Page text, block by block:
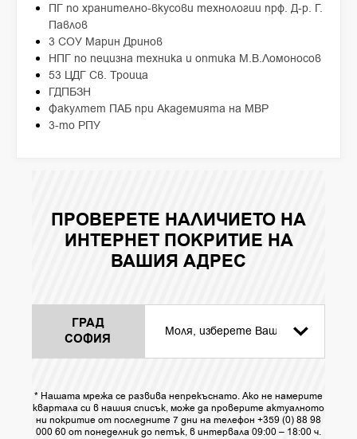
ПГ по хранително-вкусови технологии прф. Д-р. Г.
Павлов
3 СОУ Марин Дринов
НПГ по пецизна техника и оптика М.В.Ломоносов
53 ЦДГ Св. Троица
ГДПБЗН
Факултет ПАБ при Академията на МВР
3-то РПУ
ПРОВЕРЕТЕ НАЛИЧИЕТО НА
ИНТЕРНЕТ ПОКРИТИЕ НА
ВАШИЯ АДРЕС
ГРАД
СОФИЯ
* Нашата мрежа се развива непрекъснато. Ако не намерите
квартала си в нашия списък, може да проверите актуалното
ни покритие от последните 7 дни на телефон +359 (0) 88 98
000 60 от понеделник до петък, в интервала 09:00 – 18:00 ч.